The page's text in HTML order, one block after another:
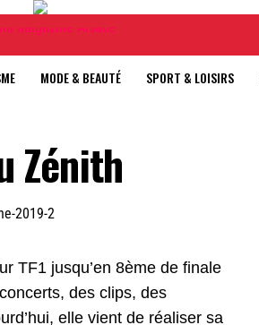
MODE & BEAUTÉ SPORT & LOISIRS
Zénith
TF1 jusqu’en 8ème de finale
des clips, des
elle vient de réaliser sa